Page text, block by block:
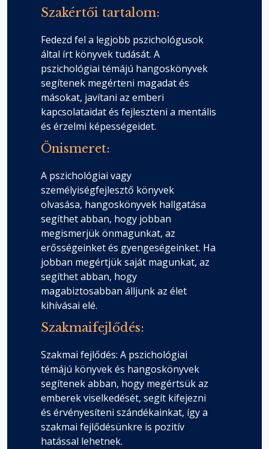
Szakértői tartalom:
Fedezd fel a legjobb pszichológusok
által írt könyvek tudását. A
pszichológiai témájú hangoskönyvek
segítenek megérteni magadat és
másokat, javítani az emberi
kapcsolataidat és fejleszteni a mentális
és érzelmi képességeidet.
Önismeret:
A pszichológiai vagy
személyiségfejlesztő könyvek
olvasása, hangoskönyvek hallgatása
segíthet abban, hogy jobban
megismerjük önmagunkat, az
erősségeinket és gyengeségeinket. Ha
jobban megértjük saját magunkat, az
segíthet abban, hogy
magabiztosabban álljunk az élet
kihívásai elé.
Szakmaifejlődés:
Szakmai fejlődés: A pszichológiai
témájú könyvek és hangoskönyvek
segítenek abban, hogy megértsük az
emberek viselkedését, segít kifejezni
és érvényesíteni szándékainkat, így a
szakmai fejlődésünkre is pozitív
hatással lehetnek.